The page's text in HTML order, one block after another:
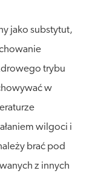
jako substytut,
trybu
w
wilgoci i
brać pod
z innych